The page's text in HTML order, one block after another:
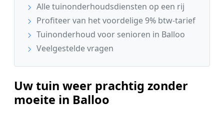
Alle tuinonderhoudsdiensten op een rij
Profiteer van het voordelige 9% btw-tarief
Tuinonderhoud voor senioren in Balloo
Veelgestelde vragen
Uw tuin weer prachtig zonder
moeite in Balloo